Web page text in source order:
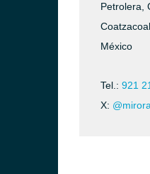
Petrolera,
México
Tel.: 921
X: